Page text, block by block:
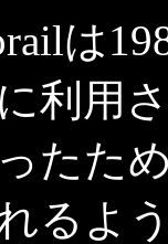
は
利用
たた
るよ